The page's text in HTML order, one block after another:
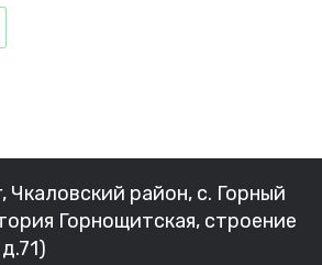
Чкаловский район, с. Горный
Горнощитская, строение